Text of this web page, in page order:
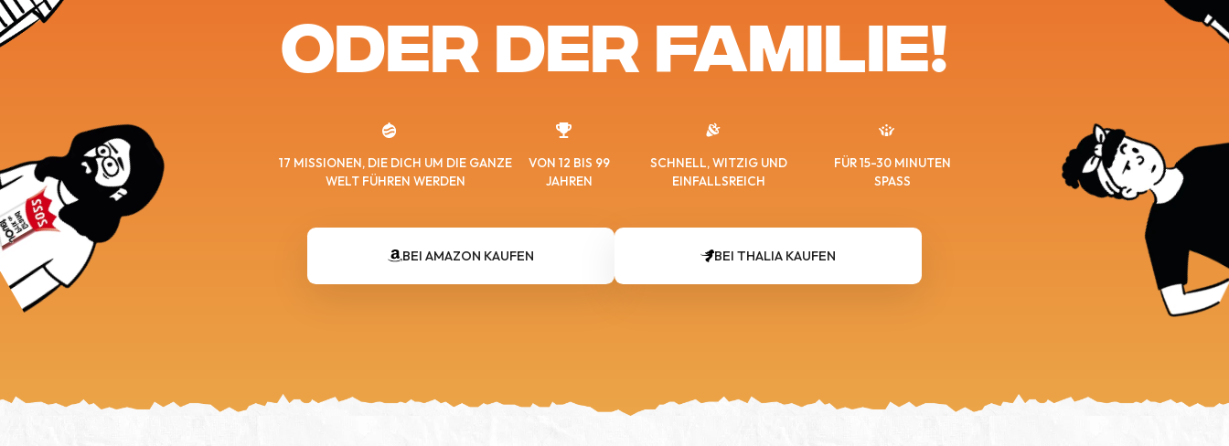
ODER DER FAMILIE!
17 MISSIONEN, DIE DICH UM DIE GANZE
WELT FÜHREN WERDEN
VON 12 BIS 99
JAHREN
SCHNELL, WITZIG UND
EINFALLSREICH
FÜR 15-30 MINUTEN
SPASS
BEI AMAZON KAUFEN BEI THALIA KAUFEN